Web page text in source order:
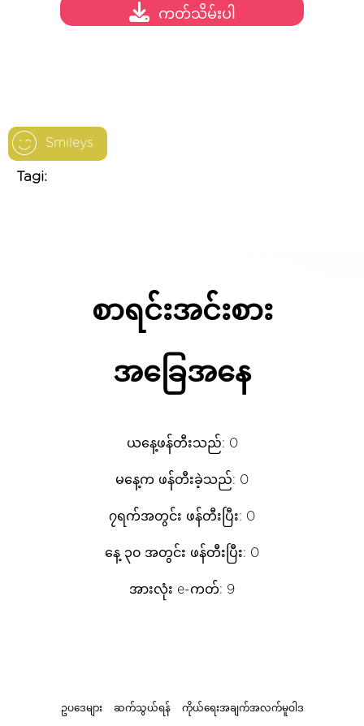
Smileys
Tagi:
ကတ်သိမ်းပါ
စာရင်းအင်းစား
အခြေအနေ
ယနေ့ဖန်တီးသည်: 0
မနေ့က ဖန်တီးခဲ့သည်: 0
၇ရက်အတွင်း ဖန်တီးပြီး: 0
နေ့ ၃၀ အတွင်း ဖန်တီးပြီး: 0
အားလုံး e-ကတ်: 9
ဥပဒေများ ဆက်သွယ်ရန် ကိုယ်ရေးအချက်အလက်မူဝါဒ